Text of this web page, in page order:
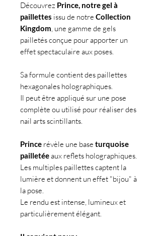
Découvrez Prince, notre gel à
paillettes issu de notre Collection
Kingdom, une gamme de gels
pailletés conçue pour apporter un
effet spectaculaire aux poses.
Sa formule contient des paillettes
hexagonales holographiques.
Il peut être appliqué sur une pose
complète ou utilisé pour réaliser des
nail arts scintillants.
Prince révèle une base turquoise
pailletéeaux reflets holographiques.
Les multiples paillettes captent la
lumière et donnent un effet "bijou" à
la pose.
Le rendu est intense, lumineux et
particulièrement élégant.